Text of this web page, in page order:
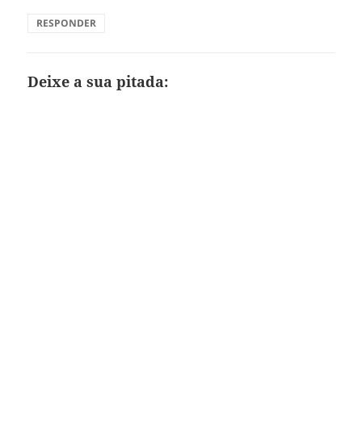
RESPONDER
Deixe a sua pitada: